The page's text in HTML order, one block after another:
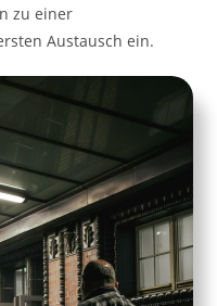
zu einer
Austausch ein.